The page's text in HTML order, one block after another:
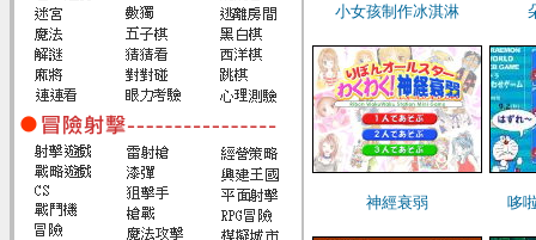
小女孩制作冰淇淋
神經衰弱 哆